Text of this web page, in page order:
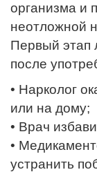
организма и
неотложной
Первый этап
после
• Нарколог
или на дому;
• Врач
•
устранить